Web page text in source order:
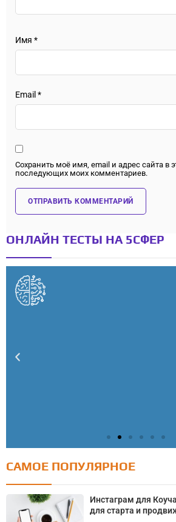
Имя *
Email *
Сохранить моё имя, email и адрес сайта в
последующих моих комментариев.
ОНЛАЙН ТЕСТЫ НА 5СФЕР
Тест: Как я контролирую
Онлайн тест на основе шкалы
Джулиана Роттера
САМОЕ ПОПУЛЯРНОЕ
Инстаграм для
для старта и